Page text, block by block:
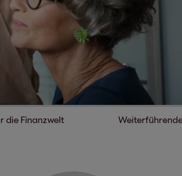
die Finanzwelt